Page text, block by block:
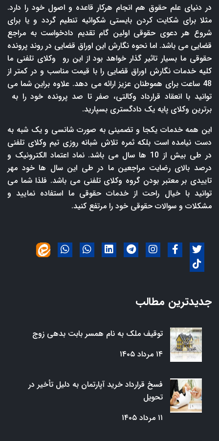
در دنیای علم حقوق هم انجام هرکار قاعده و اصول خود را دارد.
مثلا برای شکایت کردن بایستی شکوائیه تنطیم گردد و یا برای
شروع هر دعوی حقوقی اولین گام تقدیم دادخواست به مراجع
قضایی می باشد. اما نحوه نگارش این اوراق قضایی در روند پرونده
حقوقی ما بسیار تاثیر گذار خواهد بود از این رو وکلای تلفنی ما
کلیه خدمات نگارش اوراق قضایی را با قیمت مناسب و در کمتر از
48 ساعت برای هموطنان عزیز ارائه می دهد. علاوه براین شما می
توانید با انعقاد قرارداد وکالتی، صفر تا صد پرونده خود را به
برترین وکلای پایه یک دادگستری بسپارید.
این همه خدمات یکجا و تضمینی به صورت شانسی و یک شبه به
دست نیامده است بلکه ثمره تلاش شبانه روزی تیم وکلای تلفنی
در طی بیش از 10 ها سال می باشد. نماد اعتماد الکترونیک و
درصد بالای رضایت مراجعین ما در طی این سال ها خود مهر
تاییدی بر معتبر بودن گروه وکلای تلفنی می باشد. فلذا شما می
توانید با خیال راحت از خدمات حقوقی ما استفاده نمایید و
مشکلات و سوالات حقوقی خود را مرتفع کنید.
جدیدترین مطالب
توقیف ملک به نام همسر بابت بدهی زوج
۱۴ مرداد ۱۴۰۵
فسخ قرارداد خرید آپارتمان به دلیل تأخیر در
تحویل
۱۱ مرداد ۱۴۰۵